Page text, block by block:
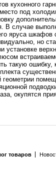
кухонного
под
В случае
яруса
но
установке
такую ошибку,
геометрии
окупятся
товаров